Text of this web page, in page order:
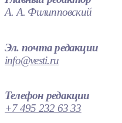
А. А. Филипповский
Эл. почта редакции
info@vesti.ru
Телефон редакции
+7 495 232 63 33